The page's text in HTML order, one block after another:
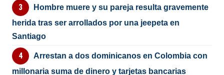
Hombre muere y su pareja resulta gravemente
herida tras ser arrollados por una jeepeta en
Santiago
Arrestan a dos dominicanos en Colombia con
millonaria suma de dinero y tarjetas bancarias